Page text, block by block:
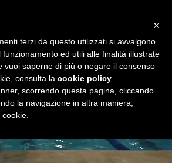
×
terzi da questo utilizzati si avvalgono
ed utili alle finalità illustrate
vuoi saperne di più o negare il consenso
consulta la cookie policy
scorrendo questa pagina, cliccando
la navigazione in altra maniera,